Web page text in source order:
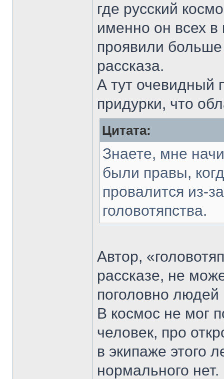
где русский
именно он всех в
проявили
рассказа.
А тут очевидный
придурки, что
Цитата:
Знаете, мне
были правы,
провалится из-
головотяпства.
Автор,
рассказе, не
поголовно людей
В космос не мог
человек, про
в экипаже этого
нормального нет.